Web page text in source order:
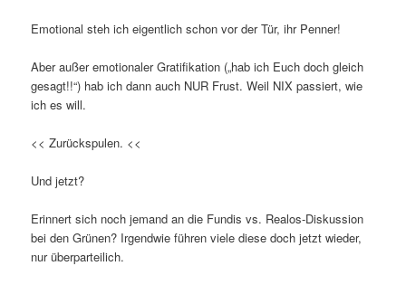
Emotional steh ich eigentlich schon vor der Tür, ihr Penner!
Aber außer emotionaler Gratifikation („hab ich Euch doch gleich
gesagt!!“) hab ich dann auch NUR Frust. Weil NIX passiert, wie
ich es will.
<< Zurückspulen. <<
Und jetzt?
Erinnert sich noch jemand an die Fundis vs. Realos-Diskussion
bei den Grünen? Irgendwie führen viele diese doch jetzt wieder,
nur überparteilich.